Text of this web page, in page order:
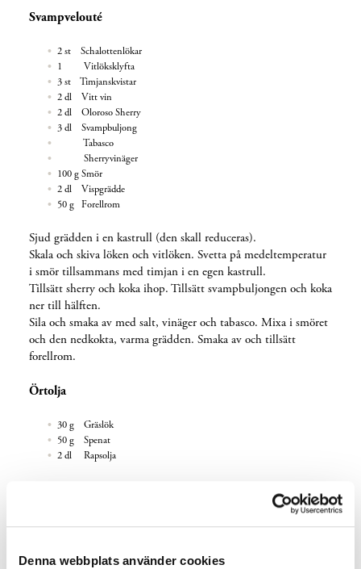
Denna webbplats använder cookies
Svampvelouté
2 st Schalottenlökar
1 Vitlöksklyfta
3 st Timjanskvistar
2 dl Vitt vin
2 dl Oloroso Sherry
3 dl Svampbuljong
Tabasco
Sherryvinäger
100 g Smör
2 dl Vispgrädde
50 g Forellrom
Sjud grädden i en kastrull (den skall reduceras).
Skala och skiva löken och vitlöken. Svetta på medeltemperatur
i smör tillsammans med timjan i en egen kastrull.
Tillsätt sherry och koka ihop. Tillsätt svampbuljongen och koka
ner till hälften.
Sila och smaka av med salt, vinäger och tabasco. Mixa i smöret
och den nedkokta, varma grädden. Smaka av och tillsätt
forellrom.
Örtolja
30 g Gräslök
50 g Spenat
2 dl Rapsolja
Sila av och blanda i såsen vid servering.
Vinägerstekt lök